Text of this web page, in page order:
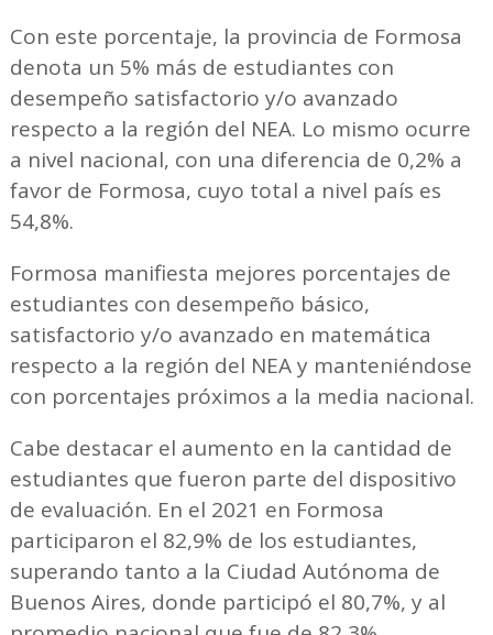
Con este porcentaje, la provincia de Formosa
denota un 5% más de estudiantes con
desempeño satisfactorio y/o avanzado
respecto a la región del NEA. Lo mismo ocurre
a nivel nacional, con una diferencia de 0,2% a
favor de Formosa, cuyo total a nivel país es
54,8%.
Formosa manifiesta mejores porcentajes de
estudiantes con desempeño básico,
satisfactorio y/o avanzado en matemática
respecto a la región del NEA y manteniéndose
con porcentajes próximos a la media nacional.
Cabe destacar el aumento en la cantidad de
estudiantes que fueron parte del dispositivo
de evaluación. En el 2021 en Formosa
participaron el 82,9% de los estudiantes,
superando tanto a la Ciudad Autónoma de
Buenos Aires, donde participó el 80,7%, y al